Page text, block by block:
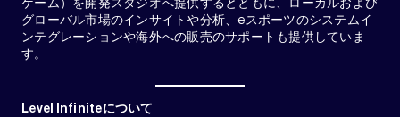
ゲーム）を開発スタジオへ提供するとともに、ローカルおよび
グローバル市場のインサイトや分析、eスポーツのシステムイ
ンテグレーションや海外への販売のサポートも提供していま
す。
Level Infiniteについて